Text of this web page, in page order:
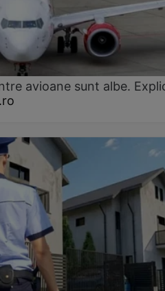
avioane sunt albe.